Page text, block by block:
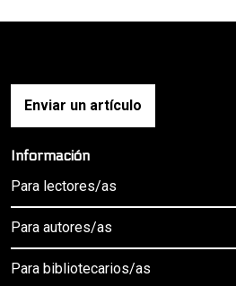
Enviar un artículo
Información
Para lectores/as
Para autores/as
Para bibliotecarios/as